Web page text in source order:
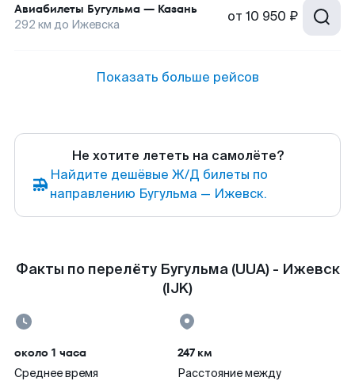
Авиабилеты Бугульма — Казань
292 км до Ижевска от 10 950 ₽
Показать больше рейсов
Не хотите лететь на самолёте?
Найдите дешёвые Ж/Д билеты по
направлению Бугульма — Ижевск.
Факты по перелёту Бугульма (UUA) - Ижевск
(IJK)
около 1 часа
Среднее время
247 км
Расстояние между